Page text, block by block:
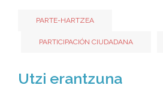
PARTE-HARTZEA
PARTICIPACIÓN CIUDADANA
Utzi erantzuna